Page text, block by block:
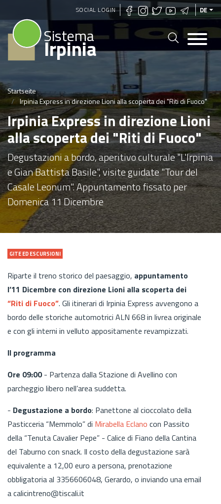
Direkt
zum
Inhalt
SOCIAL LOGIN DE
Sistema
Irpinia
Startseite
Irpinia Express in direzione Lioni alla scoperta dei "Riti di Fuoco"
Irpinia Express in direzione Lioni
alla scoperta dei "Riti di Fuoco"
Degustazioni a bordo, aperitivo culturale "L'Irpinia
e Gian Battista Basile", visite guidate "Tour del
Casale Leonum". Appuntamento fissato per
Domenica 11 Dicembre
GITE ED ESCURSIONI
Riparte il treno storico del paesaggio, appuntamento
l’11 Dicembre con direzione Lioni alla scoperta dei
“Riti di Fuoco”. Gli itinerari di Irpinia Express avvengono a
bordo delle storiche automotrici ALN 668 in livrea originale
e con gli interni in velluto appositamente revampizzati.
Il programma
Ore 09:00- Partenza dalla Stazione di Avellino con
parcheggio libero nell’area suddetta.
- Degustazione a bordo: Panettone al cioccolato della
Pasticceria “Memmolo” di Mirabella Eclano con Passito
della “Tenuta Cavalier Pepe” - Calice di Fiano della Cantina
del Taburno con snack. Il costo della degustazione sarà
equivalente a 12,00 euro a persona, prenotazione
obbligatoria al 3356606048, Gerardo, o inviando una email
a calicintreno@tiscali.it